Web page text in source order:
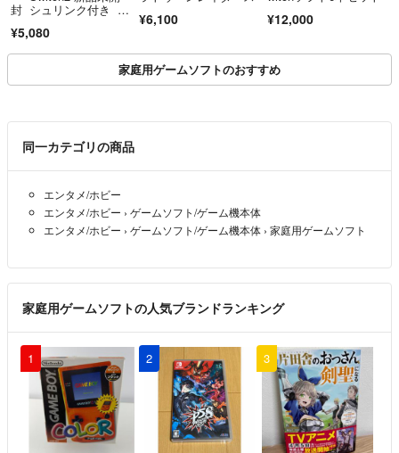
封 シュリンク付き ス
¥5,080
¥6,100 ¥12,000
家庭用ゲームソフトのおすすめ
同一カテゴリの商品
エンタメ/ホビー
エンタメ/ホビー › ゲームソフト/ゲーム機本体
エンタメ/ホビー › ゲームソフト/ゲーム機本体 › 家庭用ゲームソフト
家庭用ゲームソフトの人気ブランドランキング
1 2 3